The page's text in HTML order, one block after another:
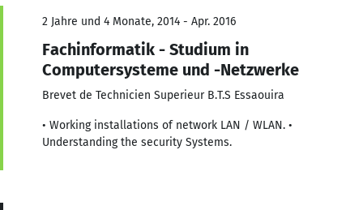
2 Jahre und 4 Monate, 2014 - Apr. 2016
Fachinformatik - Studium in
Computersysteme und -Netzwerke
Brevet de Technicien Superieur B.T.S Essaouira
• Working installations of network LAN / WLAN. •
Understanding the security Systems.